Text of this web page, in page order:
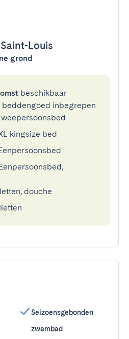
Saint-Louis
grond
beschikbaar
beddengoed inbegrepen
kingsize bed
douche
Seizoensgebonden
zwembad